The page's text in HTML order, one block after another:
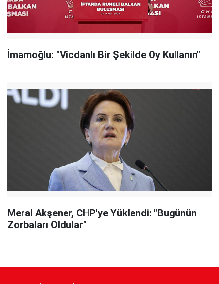
İmamoğlu: "Vicdanlı Bir Şekilde Oy Kullanın"
Meral Akşener, CHP'ye Yüklendi: "Bugünün
Zorbaları Oldular"